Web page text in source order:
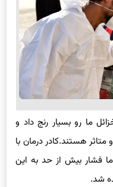
ما رو بسیار رنج داد و
متاثر هستند.‌کادر درمان با
فشار بیش از حد به این
شد.